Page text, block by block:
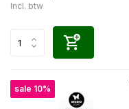
Incl. btw
sale 10%